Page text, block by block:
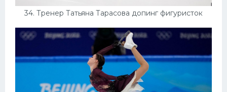
34. Тренер Татьяна Тарасова допинг фигуристок